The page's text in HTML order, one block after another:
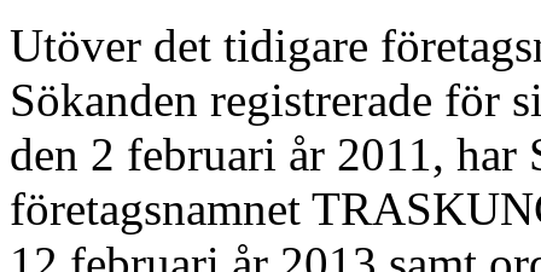
Utöver det tidigare
Sökanden registrerade för
den 2 februari år 2011, har
företagsnamnet